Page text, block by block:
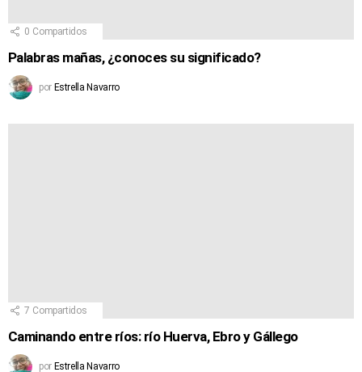
0 Compartidos
Palabras mañas, ¿conoces su significado?
por Estrella Navarro
7 Compartidos
Caminando entre ríos: río Huerva, Ebro y Gállego
por Estrella Navarro